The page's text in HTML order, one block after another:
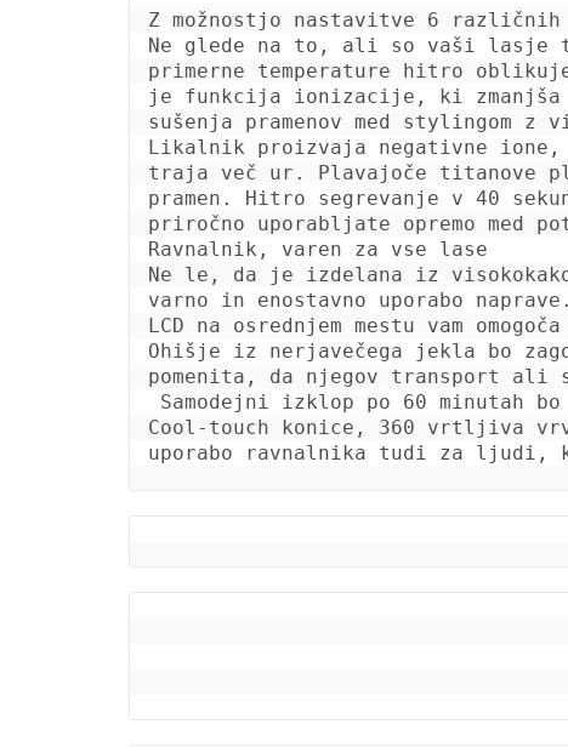
Z možnostjo nastavitve 6 različnih
Ne glede na to, ali so vaši
primerne temperature hitro
je funkcija ionizacije, ki zmanjša
sušenja pramenov med stylingom z
Likalnik proizvaja negativne
traja več ur. Plavajoče titanove
pramen. Hitro segrevanje v 40
priročno uporabljate opremo med
Ravnalnik, varen za vse lase
Ne le, da je izdelana iz
varno in enostavno uporabo
LCD na osrednjem mestu vam
Ohišje iz nerjavečega jekla bo
pomenita, da njegov transport ali
Cool-touch konice, 360 vrtljiva
uporabo ravnalnika tudi za